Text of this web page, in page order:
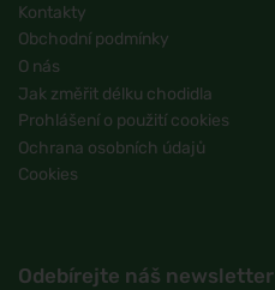
Kontakty
Obchodní podmínky
O nás
Jak změřit délku chodidla
Prohlášení o použití cookies
Ochrana osobních údajů
Cookies
Odebírejte náš newsletter